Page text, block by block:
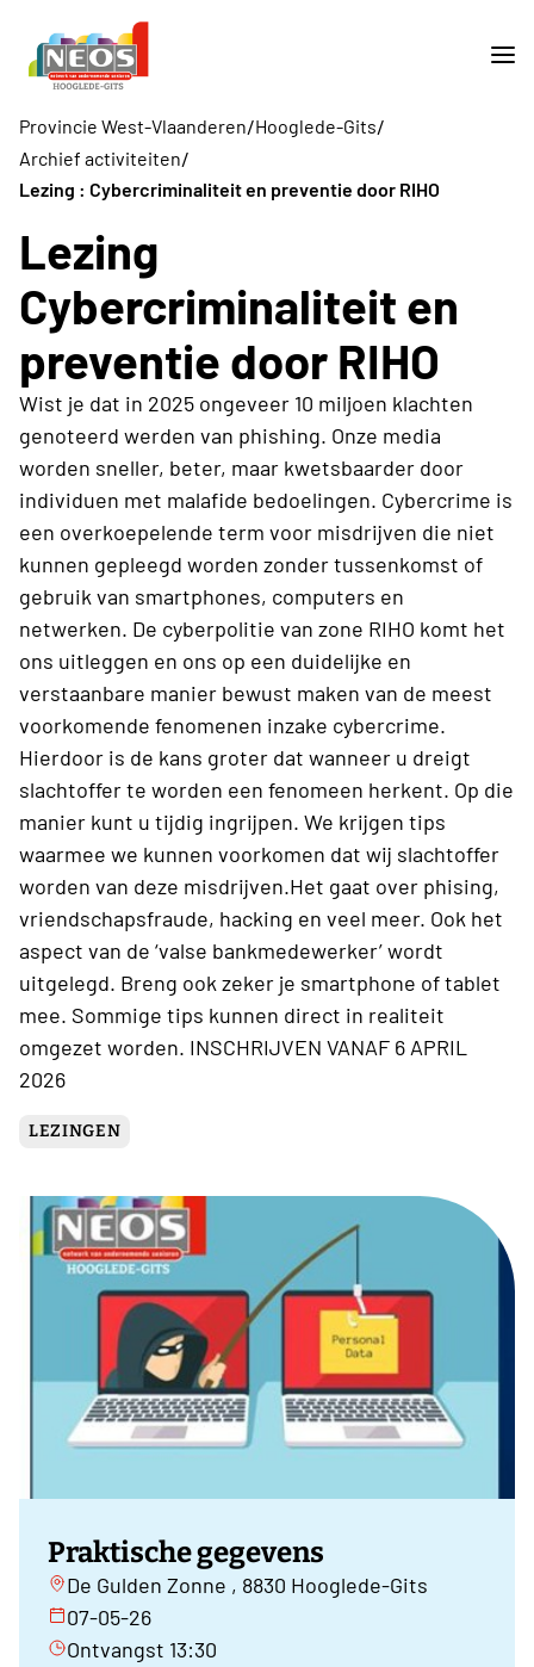
Provincie West-Vlaanderen/Hooglede-Gits/
Archief activiteiten/
Lezing : Cybercriminaliteit en preventie door RIHO
Lezing
Cybercriminaliteit en
preventie door RIHO
Wist je dat in 2025 ongeveer 10 miljoen klachten
genoteerd werden van phishing. Onze media
worden sneller, beter, maar kwetsbaarder door
individuen met malafide bedoelingen. Cybercrime is
een overkoepelende term voor misdrijven die niet
kunnen gepleegd worden zonder tussenkomst of
gebruik van smartphones, computers en
netwerken. De cyberpolitie van zone RIHO komt het
ons uitleggen en ons op een duidelijke en
verstaanbare manier bewust maken van de meest
voorkomende fenomenen inzake cybercrime.
Hierdoor is de kans groter dat wanneer u dreigt
slachtoffer te worden een fenomeen herkent. Op die
manier kunt u tijdig ingrijpen. We krijgen tips
waarmee we kunnen voorkomen dat wij slachtoffer
worden van deze misdrijven.Het gaat over phising,
vriendschapsfraude, hacking en veel meer. Ook het
aspect van de ‘valse bankmedewerker’ wordt
uitgelegd. Breng ook zeker je smartphone of tablet
mee. Sommige tips kunnen direct in realiteit
omgezet worden. INSCHRIJVEN VANAF 6 APRIL
2026
LEZINGEN
Praktische gegevens
De Gulden Zonne , 8830 Hooglede-Gits
07-05-26
Ontvangst 13:30